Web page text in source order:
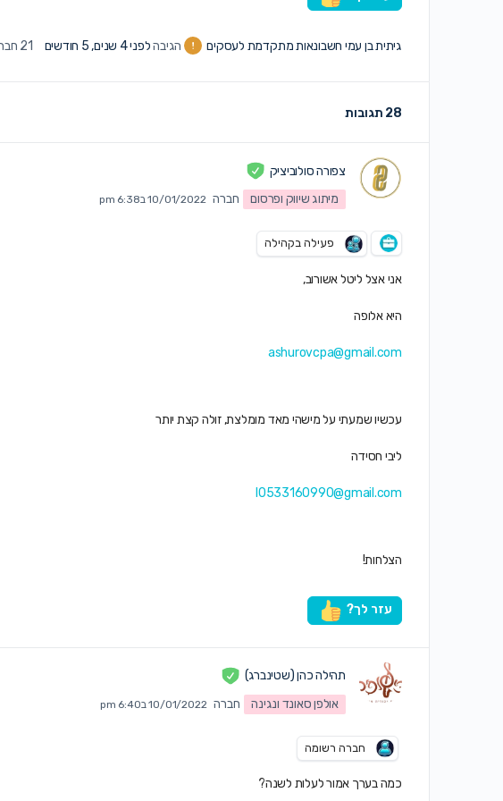
גיתית בן עמי חשבונאות מתקדמת לעסקים הגיבהלפני 4 שנים, 5 חודשים 21 חברות
28 תגובות
צפורה סולוביציק
מיתוג שיווק ופרסום
חברה 10/01/2022 ב6:38 pm
פעילה בקהילה
אני אצל ליטל אשורוב,
היא אלופה
ashurovcpa@gmail.com
עכשיו שמעתי על מישהי מאד מומלצת, זולה קצת יותר
ליבי חסידה
l0533160990@gmail.com
הצלחות!
עזר לך?
תהילה כהן (שטינברג)
אולפן סאונד ונגינה
חברה 10/01/2022 ב6:40 pm
חברה רשומה
כמה בערך אמור לעלות לשנה?